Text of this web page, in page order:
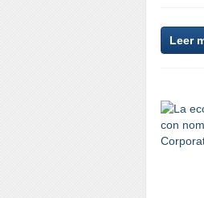
Leer